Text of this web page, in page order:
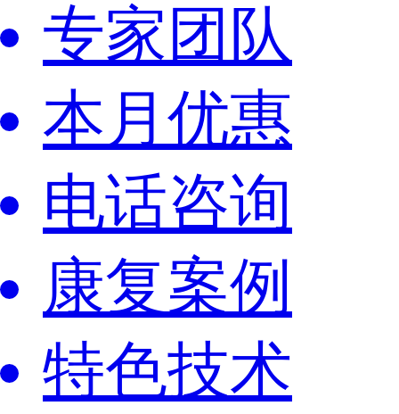
专家团队
本月优惠
电话咨询
康复案例
特色技术